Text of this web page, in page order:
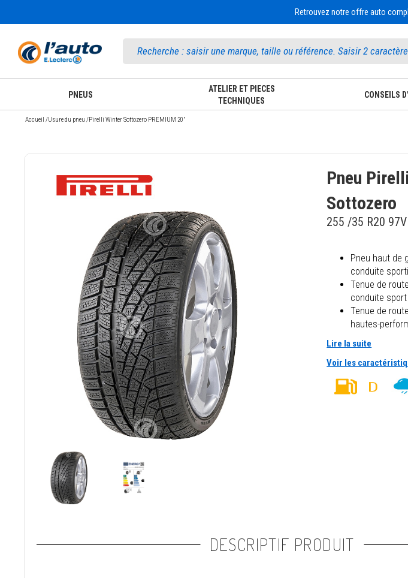
Retrouvez notre offre auto
PNEUS
ATELIER ET PIECES
TECHNIQUES
CONSEILS
Accueil /Usure du pneu /Pirelli Winter Sottozero PREMIUM 20"
Pneu
Sottozero
255 /35 R20 97V
Pneu haut de
conduite
Tenue de
conduite sport
Tenue de
hautes-
Lire la suite
Voir les
DESCRIPTIF PRODUIT